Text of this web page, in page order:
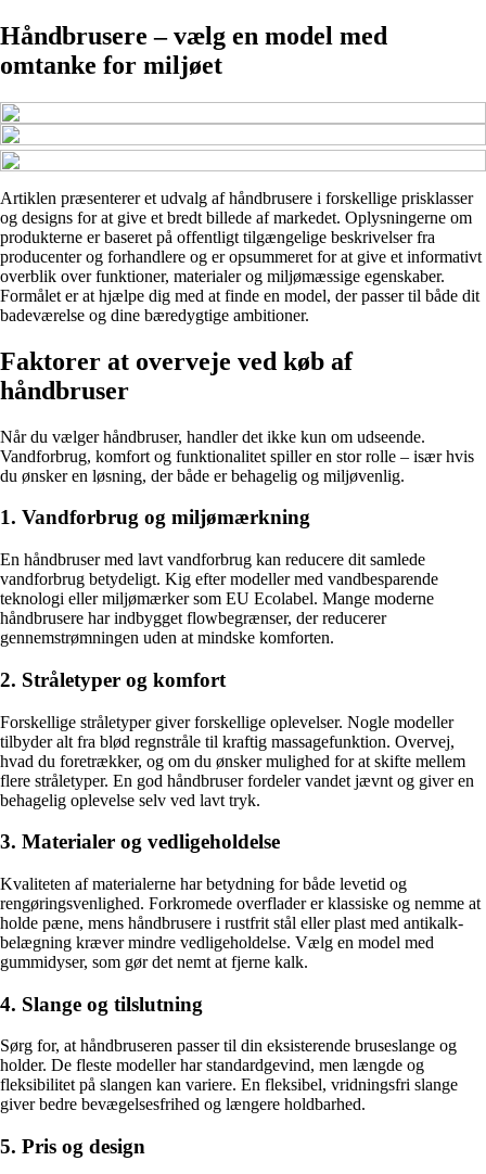
Håndbrusere – vælg en model med
omtanke for miljøet
Artiklen præsenterer et udvalg af håndbrusere i forskellige prisklasser
og designs for at give et bredt billede af markedet. Oplysningerne om
produkterne er baseret på offentligt tilgængelige beskrivelser fra
producenter og forhandlere og er opsummeret for at give et informativt
overblik over funktioner, materialer og miljømæssige egenskaber.
Formålet er at hjælpe dig med at finde en model, der passer til både dit
badeværelse og dine bæredygtige ambitioner.
Faktorer at overveje ved køb af
håndbruser
Når du vælger håndbruser, handler det ikke kun om udseende.
Vandforbrug, komfort og funktionalitet spiller en stor rolle – især hvis
du ønsker en løsning, der både er behagelig og miljøvenlig.
1. Vandforbrug og miljømærkning
En håndbruser med lavt vandforbrug kan reducere dit samlede
vandforbrug betydeligt. Kig efter modeller med vandbesparende
teknologi eller miljømærker som EU Ecolabel. Mange moderne
håndbrusere har indbygget flowbegrænser, der reducerer
gennemstrømningen uden at mindske komforten.
2. Stråletyper og komfort
Forskellige stråletyper giver forskellige oplevelser. Nogle modeller
tilbyder alt fra blød regnstråle til kraftig massagefunktion. Overvej,
hvad du foretrækker, og om du ønsker mulighed for at skifte mellem
flere stråletyper. En god håndbruser fordeler vandet jævnt og giver en
behagelig oplevelse selv ved lavt tryk.
3. Materialer og vedligeholdelse
Kvaliteten af materialerne har betydning for både levetid og
rengøringsvenlighed. Forkromede overflader er klassiske og nemme at
holde pæne, mens håndbrusere i rustfrit stål eller plast med antikalk-
belægning kræver mindre vedligeholdelse. Vælg en model med
gummidyser, som gør det nemt at fjerne kalk.
4. Slange og tilslutning
Sørg for, at håndbruseren passer til din eksisterende bruseslange og
holder. De fleste modeller har standardgevind, men længde og
fleksibilitet på slangen kan variere. En fleksibel, vridningsfri slange
giver bedre bevægelsesfrihed og længere holdbarhed.
5. Pris og design